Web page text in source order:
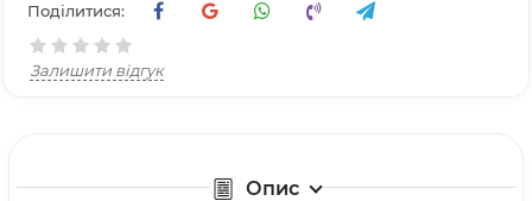
Поділитися:
Залишити відгук
Опис